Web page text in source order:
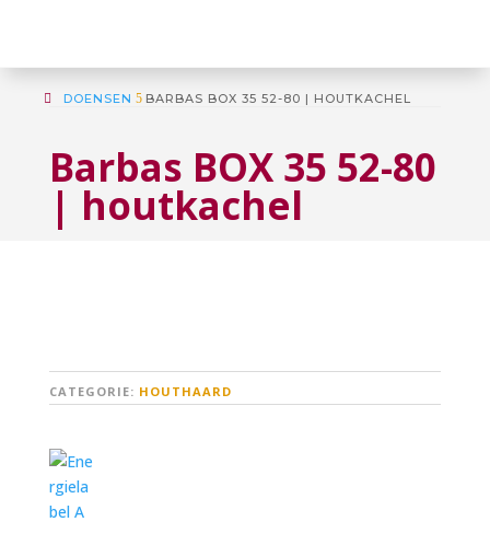
DOENSEN 5 BARBAS BOX 35 52-80 | HOUTKACHEL
Barbas BOX 35 52-80
| houtkachel
CATEGORIE: HOUTHAARD